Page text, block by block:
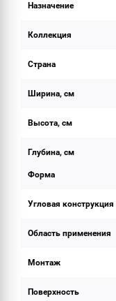
Назначение
Коллекция
Страна
Ширина, см
Высота, см
Глубина, см
Форма
Угловая конструкция
Область применения
Монтаж
Поверхность